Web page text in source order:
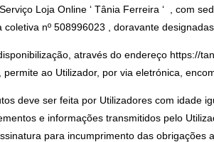
Loja Online ‘ Tânia Ferreira ‘ , com
nº 508996023 , doravante
através do endereço https://
ao Utilizador, por via eletrónica,
deve ser feita por Utilizadores com idade
e informações transmitidos pelo
para incumprimento das obrigações